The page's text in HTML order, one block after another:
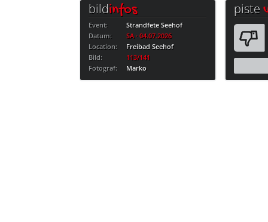
bildinfos
Event:
Strandfete Seehof
Datum:
SA · 04.07.2026
Location:
Freibad Seehof
Bild:
113/141
Fotograf:
Marko
piste